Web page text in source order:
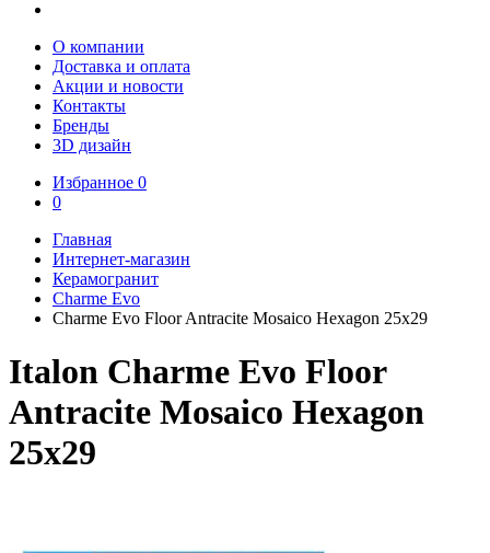
О компании
Доставка и оплата
Акции и новости
Контакты
Бренды
3D дизайн
Избранное 0
0
Главная
Интернет-магазин
Керамогранит
Charme Evo
Charme Evo Floor Antracite Mosaico Hexagon 25х29
Italon Charme Evo Floor
Antracite Mosaico Hexagon
25х29